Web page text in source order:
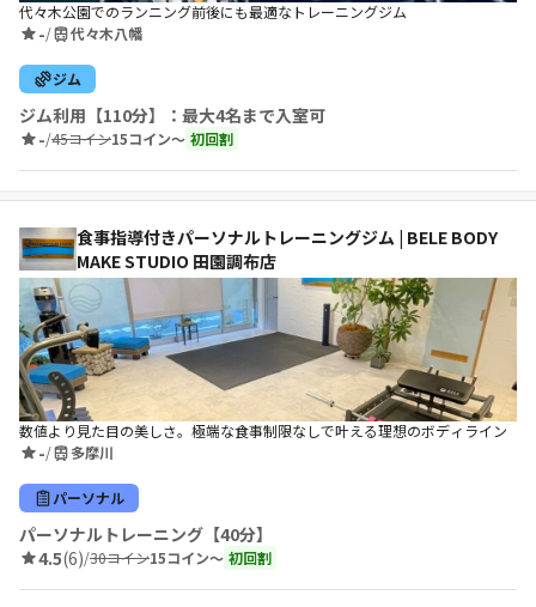
代々木公園でのランニング前後にも最適なトレーニングジム
-/ 代々木八幡
ジム
ジム利用【110分】：最大4名まで入室可
-/45コイン15コイン〜 初回割
食事指導付きパーソナルトレーニングジム | BELE BODY
MAKE STUDIO 田園調布店
数値より見た目の美しさ。極端な食事制限なしで叶える理想のボディライン
-/ 多摩川
パーソナル
パーソナルトレーニング【40分】
4.5(6)/30コイン15コイン〜 初回割